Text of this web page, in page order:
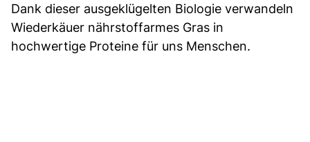
Dank dieser ausgeklügelten Biologie verwandeln
Wiederkäuer nährstoffarmes Gras in
hochwertige Proteine für uns Menschen.